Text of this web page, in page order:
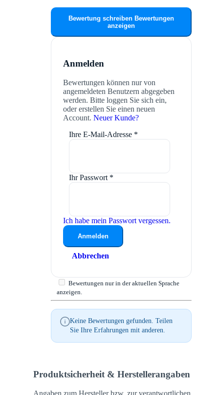
Bewertung schreiben Bewertungen
anzeigen
Anmelden
Bewertungen können nur von
angemeldeten Benutzern abgegeben
werden. Bitte loggen Sie sich ein,
oder erstellen Sie einen neuen
Account. Neuer Kunde?
Ihre E-Mail-Adresse *
Ihr Passwort *
Ich habe mein Passwort vergessen.
Anmelden
Abbrechen
Bewertungen nur in der aktuellen Sprache
anzeigen.
Keine Bewertungen gefunden. Teilen
Sie Ihre Erfahrungen mit anderen.
Produktsicherheit & Herstellerangaben
Angaben zum Hersteller bzw. zur verantwortlichen